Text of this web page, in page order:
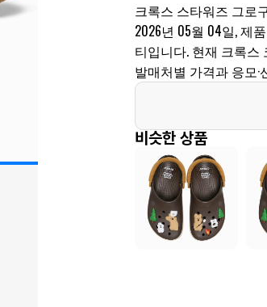
크록스 스타워즈 그로
2026년 05월 04일, 제
티입니다. 현재 크록스
발매처별 가격과 응모
비슷한 상품